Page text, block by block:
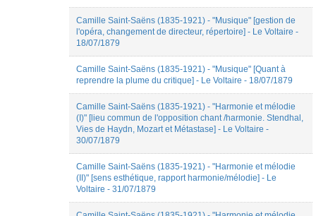
Camille Saint-Saëns (1835-1921) - "Musique" [gestion de
l'opéra, changement de directeur, répertoire] - Le Voltaire -
18/07/1879
Camille Saint-Saëns (1835-1921) - "Musique" [Quant à
reprendre la plume du critique] - Le Voltaire - 18/07/1879
Camille Saint-Saëns (1835-1921) - "Harmonie et mélodie
(I)" [lieu commun de l'opposition chant /harmonie. Stendhal,
Vies de Haydn, Mozart et Métastase] - Le Voltaire -
30/07/1879
Camille Saint-Saëns (1835-1921) - "Harmonie et mélodie
(II)" [sens esthétique, rapport harmonie/mélodie] - Le
Voltaire - 31/07/1879